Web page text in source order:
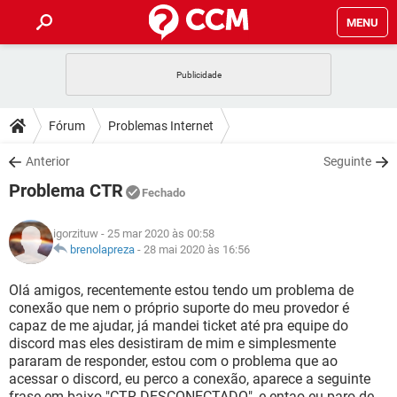
MENU
CELULAR FACEBOOK
OUTLOOK
INSTAGRAM
GUIA DE COMPRAS
DICAS
JOGOS WHATSAPP
INSTAGRAM GMAIL
GUIA DE COMPRAS
DOWNLOADS
JOGOS
CELULAR
OUTLOOK EXCEL
INSTAGRAM GMAIL
GUIA DE COMPRAS
JOGOS WHATSAPP
CELULAR
OUTLOOK EXCEL
INSTAGRAM GMAIL
GUIA DE COMPRAS
GLOSSÁRIO
JOGOS WHATSAPP
CELULAR FACEBOOK
OUTLOOK EXCEL
GMAIL
Fórum Problemas Internet
Anterior Seguinte
Problema CTR Fechado
igorzituw - 25 mar 2020 às 00:58
brenolapreza - 28 mai 2020 às 16:56
Olá amigos, recentemente estou tendo um problema de
conexão que nem o próprio suporte do meu provedor é
capaz de me ajudar, já mandei ticket até pra equipe do
discord mas eles desistiram de mim e simplesmente
pararam de responder, estou com o problema que ao
acessar o discord, eu perco a conexão, aparece a seguinte